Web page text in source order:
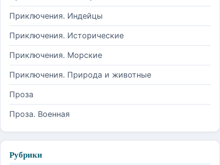
Приключения. Индейцы
Приключения. Исторические
Приключения. Морские
Приключения. Природа и животные
Проза
Проза. Военная
Рубрики